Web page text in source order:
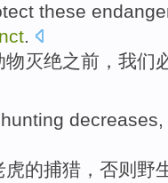
these
.
物灭绝之前 ， 我们
hunting decreases,
虎的捕猎 ，否则野